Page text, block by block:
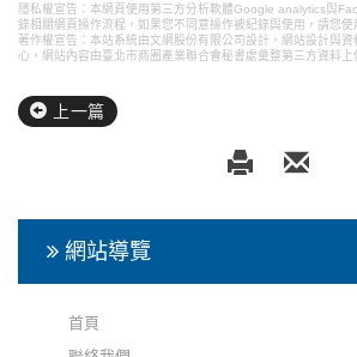
隱私權宣告：本網頁使用第三方分析軟體Google analytics與
錄相關網頁操作流程，如果您不同意操作被紀錄與使用，請您使
著作權宣告：本站系統由文網股份有限公司設計， 網站設計與資
心，網站內容由臺北市商圈產業聯合會秘書處彙整第三方資料上
上一篇
網站導覽
首頁